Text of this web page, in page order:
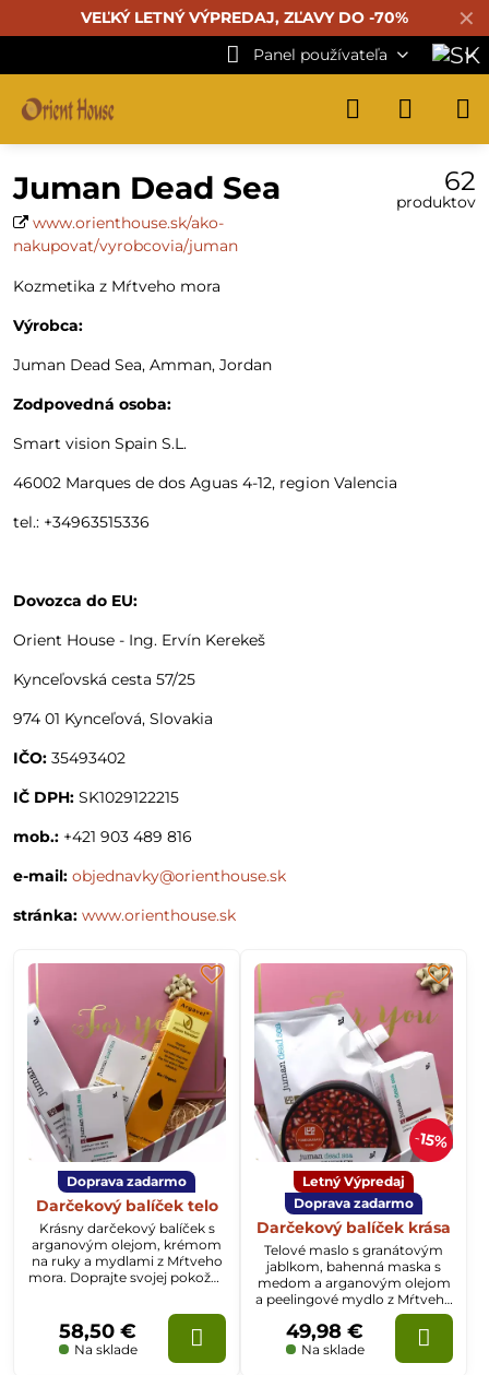
✕
VEĽKÝ LETNÝ VÝPREDAJ, ZĽAVY DO -70%
Panel používateľa
Juman Dead Sea
www.orienthouse.sk/ako-
nakupovat/vyrobcovia/juman
62
produktov
Kozmetika z Mŕtveho mora
Výrobca:
Juman Dead Sea, Amman, Jordan
Zodpovedná osoba:
Smart vision Spain S.L.
46002 Marques de dos Aguas 4-12, region Valencia
tel.: +34963515336
Dovozca do EU:
Orient House - Ing. Ervín Kerekeš
Kynceľovská cesta 57/25
974 01 Kynceľová, Slovakia
IČO: 35493402
IČ DPH: SK1029122215
mob.: +421 903 489 816
e-mail: objednavky@orienthouse.sk
stránka: www.orienthouse.sk
Doprava zadarmo
Darčekový balíček telo
Krásny darčekový balíček s
arganovým olejom, krémom
na ruky a mydlami z Mŕtveho
mora. Doprajte svojej pokožke
radosť sebe, alebo niekomu
inému s darčekom.
Na sklade
58,50 €
15%
Letný Výpredaj
Doprava zadarmo
Darčekový balíček krása
Telové maslo s granátovým
jablkom, bahenná maska s
medom a arganovým olejom
a peelingové mydlo z Mŕtveho
mora v darčekovej krabičke.
Potešte sa krásnym
darčekovým balíčkom s
produktami z Mŕtveho mora.
Na sklade
49,98 €